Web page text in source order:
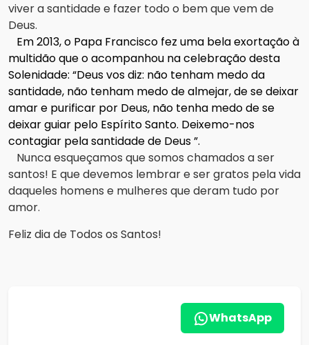
viver a santidade e fazer todo o bem que vem de
Deus.
Em 2013, o Papa Francisco fez uma bela exortação à
multidão que o acompanhou na celebração desta
Solenidade: “Deus vos diz: não tenham medo da
santidade, não tenham medo de almejar, de se deixar
amar e purificar por Deus, não tenha medo de se
deixar guiar pelo Espírito Santo. Deixemo-nos
contagiar pela santidade de Deus ”.
Nunca esqueçamos que somos chamados a ser
santos! E que devemos lembrar e ser gratos pela vida
daqueles homens e mulheres que deram tudo por
amor.
Feliz dia de Todos os Santos!
WhatsApp